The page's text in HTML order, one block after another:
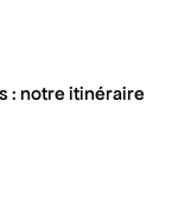
: notre itinéraire